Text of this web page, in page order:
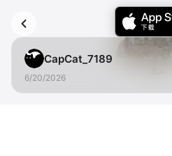
CapCat_7189
6/20/2026